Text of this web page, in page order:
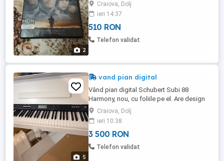
2
Craiova, Dolj
ieri 14:37
510 RON
Telefon validat
5
vand pian digital
Vând pian digital Schubert Subi 88
Harmony, nou, cu foliile pe el. Are design
elegant, culoare albă, fiind potrivit atât
pentru începători, cât și pentru cei care
studiază pianul. Caracteristici: * 88 clape
cu mecanică Hammer Action (senzație
apropiată de pianul acustic) * 128 note
Craiova, Dolj
ieri 10:38
3 500 RON
Telefon validat